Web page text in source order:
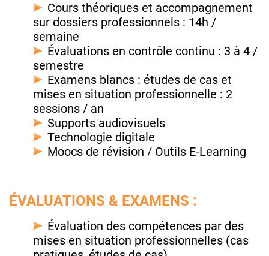
Cours théoriques et accompagnement
sur dossiers professionnels : 14h /
semaine
Évaluations en contrôle continu : 3 à 4 /
semestre
Examens blancs : études de cas et
mises en situation professionnelle : 2
sessions / an
Supports audiovisuels
Technologie digitale
Moocs de révision / Outils E-Learning
ÉVALUATIONS & EXAMENS :
Évaluation des compétences par des
mises en situation professionnelles (cas